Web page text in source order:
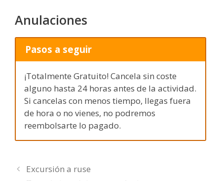
Anulaciones
Pasos a seguir
¡Totalmente Gratuito! Cancela sin coste
alguno hasta 24 horas antes de la actividad.
Si cancelas con menos tiempo, llegas fuera
de hora o no vienes, no podremos
reembolsarte lo pagado.
Excursión a ruse